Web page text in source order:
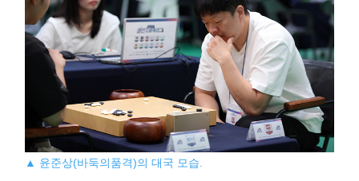
▲ 윤준상(바둑의품격)의 대국 모습.